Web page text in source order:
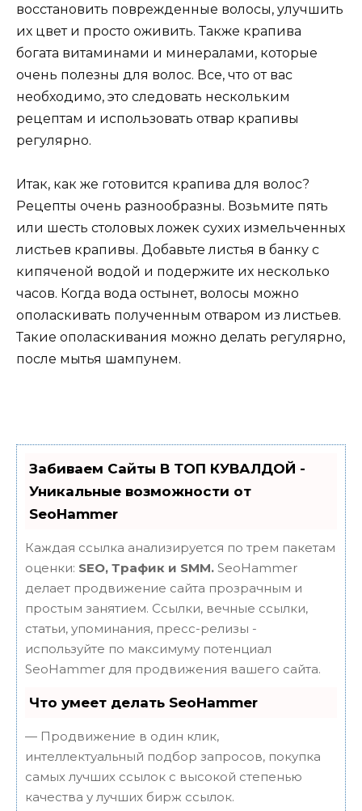
восстановить поврежденные волосы, улучшить
их цвет и просто оживить. Также крапива
богата витаминами и минералами, которые
очень полезны для волос. Все, что от вас
необходимо, это следовать нескольким
рецептам и использовать отвар крапивы
регулярно.
Итак, как же готовится крапива для волос?
Рецепты очень разнообразны. Возьмите пять
или шесть столовых ложек сухих измельченных
листьев крапивы. Добавьте листья в банку с
кипяченой водой и подержите их несколько
часов. Когда вода остынет, волосы можно
ополаскивать полученным отваром из листьев.
Такие ополаскивания можно делать регулярно,
после мытья шампунем.
Забиваем Сайты В ТОП КУВАЛДОЙ -
Уникальные возможности от
SeoHammer
Каждая ссылка анализируется по трем пакетам
оценки: SEO, Трафик и SMM. SeoHammer
делает продвижение сайта прозрачным и
простым занятием. Ссылки, вечные ссылки,
статьи, упоминания, пресс-релизы -
используйте по максимуму потенциал
SeoHammer для продвижения вашего сайта.
Что умеет делать SeoHammer
— Продвижение в один клик,
интеллектуальный подбор запросов, покупка
самых лучших ссылок с высокой степенью
качества у лучших бирж ссылок.